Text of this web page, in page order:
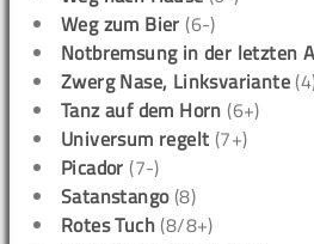
Weg zum Bier (6-)
Notbremsung in der letzten
Zwerg Nase, Linksvariante
Tanz auf dem Horn (6+)
Universum regelt (7+)
Picador (7-)
Satanstango(8)
Rotes Tuch (8/8+)